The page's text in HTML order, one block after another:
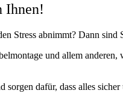
Ihnen!
Stress abnimmt? Dann sind
und allem anderen,
sorgen dafür, dass alles